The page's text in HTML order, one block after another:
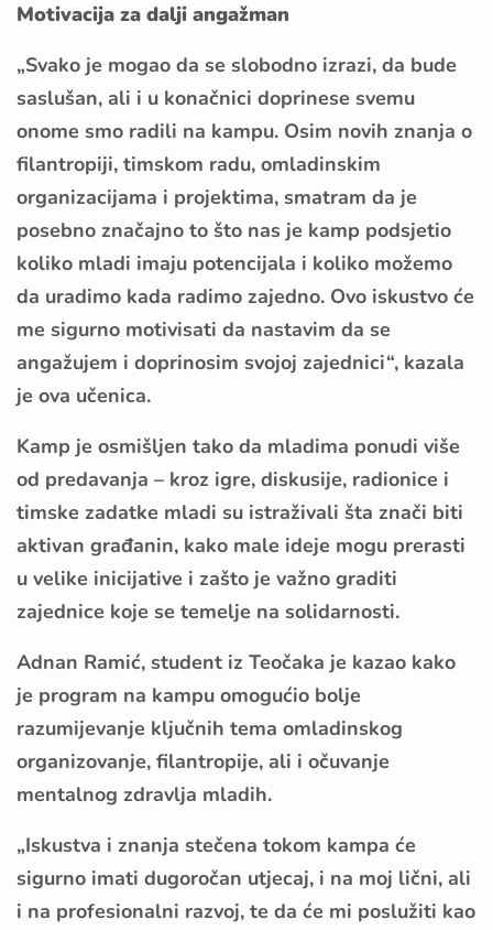
Motivacija za dalji angažman
„Svako je mogao da se slobodno izrazi, da bude
saslušan, ali i u konačnici doprinese svemu
onome smo radili na kampu. Osim novih znanja o
filantropiji, timskom radu, omladinskim
organizacijama i projektima, smatram da je
posebno značajno to što nas je kamp podsjetio
koliko mladi imaju potencijala i koliko možemo
da uradimo kada radimo zajedno. Ovo iskustvo će
me sigurno motivisati da nastavim da se
angažujem i doprinosim svojoj zajednici“, kazala
je ova učenica.
Kamp je osmišljen tako da mladima ponudi više
od predavanja – kroz igre, diskusije, radionice i
timske zadatke mladi su istraživali šta znači biti
aktivan građanin, kako male ideje mogu prerasti
u velike inicijative i zašto je važno graditi
zajednice koje se temelje na solidarnosti.
Adnan Ramić, student iz Teočaka je kazao kako
je program na kampu omogućio bolje
razumijevanje ključnih tema omladinskog
organizovanje, filantropije, ali i očuvanje
mentalnog zdravlja mladih.
„Iskustva i znanja stečena tokom kampa će
sigurno imati dugoročan utjecaj, i na moj lični, ali
i na profesionalni razvoj, te da će mi poslužiti kao